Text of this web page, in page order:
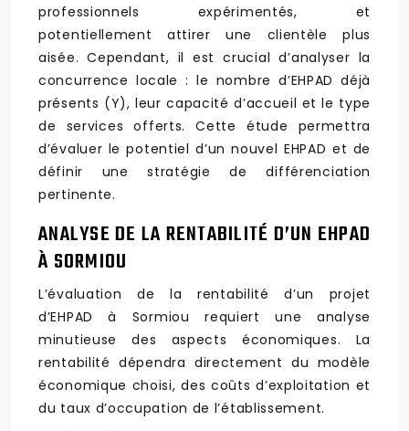
professionnels expérimentés, et
potentiellement attirer une clientèle plus
aisée. Cependant, il est crucial d’analyser la
concurrence locale : le nombre d’EHPAD déjà
présents (Y), leur capacité d’accueil et le type
de services offerts. Cette étude permettra
d’évaluer le potentiel d’un nouvel EHPAD et de
définir une stratégie de différenciation
pertinente.
ANALYSE DE LA RENTABILITÉ D’UN EHPAD
À SORMIOU
L’évaluation de la rentabilité d’un projet
d’EHPAD à Sormiou requiert une analyse
minutieuse des aspects économiques. La
rentabilité dépendra directement du modèle
économique choisi, des coûts d’exploitation et
du taux d’occupation de l’établissement.